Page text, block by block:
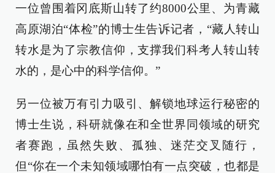
一位曾围着冈底斯山转了约8000公里、为青藏
高原湖泊“体检”的博士生告诉记者，“藏人转山
转水是为了宗教信仰，支撑我们科考人转山转
水的，是心中的科学信仰。”
另一位被万有引力吸引、解锁地球运行秘密的
博士生说，科研就像在和全世界同领域的研究
者赛跑，虽然失败、孤独、迷茫交叉随行，
但“你在一个未知领域哪怕有一点突破，也都是